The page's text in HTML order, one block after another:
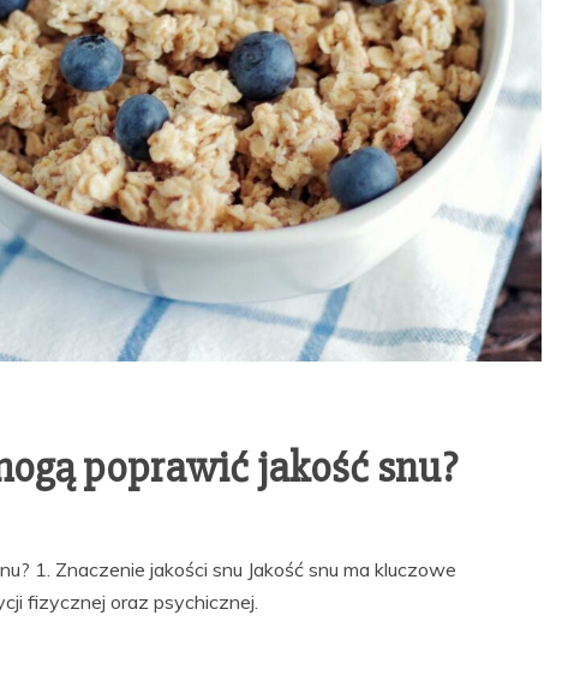
poprawić jakość snu?
1. Znaczenie jakości snu Jakość snu ma kluczowe
fizycznej oraz psychicznej.